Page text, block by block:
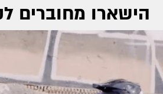
הישארו מחוברים